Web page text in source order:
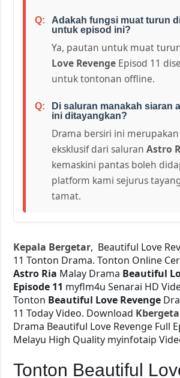
Adakah fungsi muat turun
untuk episod ini?
Ya, pautan untuk muat
Love Revenge Episod 11
untuk tontonan offline.
Di saluran manakah siaran
ini ditayangkan?
Drama bersiri ini
eksklusif dari saluranAstro
kemaskini pantas boleh
platform kami sejurus
tamat.
Kepala Bergetar, Beautiful Love
11 Tonton Drama. Tonton Online
Astro Ria Malay Drama Beautiful
Episode 11 myflm4u Senarai HD
Tonton Beautiful Love Revenge
11 Today Video. Download
Drama Beautiful Love Revenge Full
Melayu High Quality myinfotaip
Tonton Beautiful